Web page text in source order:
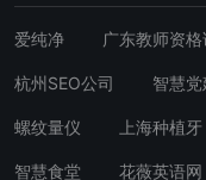
爱纯净 广东教师资格
杭州SEO公司 智慧
螺纹量仪 上海种植牙
智慧食堂 花薇英语网